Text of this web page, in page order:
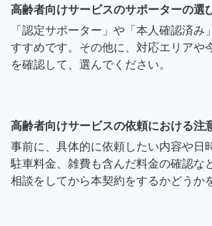
高齢者向けサービスのサポーターの選
「認定サポーター」や「本人確認済み
すすめです。その他に、対応エリアや
を確認して、選んでください。
高齢者向けサービスの依頼における注
事前に、具体的に依頼したい内容や日
駐車料金、雑費も含んだ料金の確認な
相談をしてから本契約をするかどうか